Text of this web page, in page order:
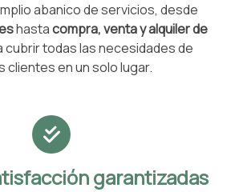
abanico de servicios, desde
hastacompra, venta y alquiler de
cubrir todas las necesidades de
clientes en un solo lugar.
garantizadas